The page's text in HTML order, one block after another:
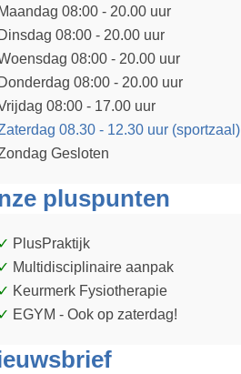
Maandag 08:00 - 20.00 uur
Dinsdag 08:00 - 20.00 uur
08:00 - 20.00 uur
Donderdag 08:00 - 20.00 uur
08:00 - 17.00 uur
08.30 - 12.30 uur (sportzaal)
Gesloten
pluspunten
PlusPraktijk
Multidisciplinaire aanpak
Keurmerk Fysiotherapie
EGYM - Ook op zaterdag!